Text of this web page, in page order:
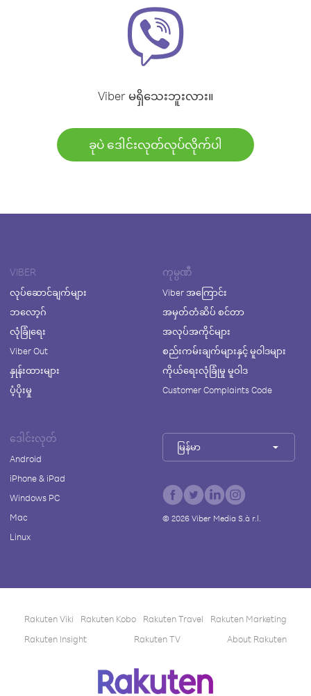
Viber မရှိသေးဘူးလား။
ခုပဲ ဒေါင်းလုတ်လုပ်လိုက်ပါ
VIBER
လုပ်ဆောင်ချက်များ
ဘလော့ဂ်
လုံခြုံရေး
Viber Out
နှုန်းထားများ
ပံ့ပိုးမှု
ကုမ္ပဏီ
Viber အကြောင်း
အမှတ်တံဆိပ် စင်တာ
အလုပ်အကိုင်များ
စည်းကမ်းချက်များနှင့် မူဝါဒများ
ကိုယ်ရေးလုံခြုံမှု မူဝါဒ
Customer Complaints Code
ဒေါင်းလုတ်
Android
iPhone & iPad
Windows PC
Mac
Linux
မြန်မာ
© 2026Viber Media S.à r.l.
Rakuten Viki Rakuten Kobo Rakuten Travel
Rakuten Marketing
Rakuten Insight
Rakuten TV About Rakuten